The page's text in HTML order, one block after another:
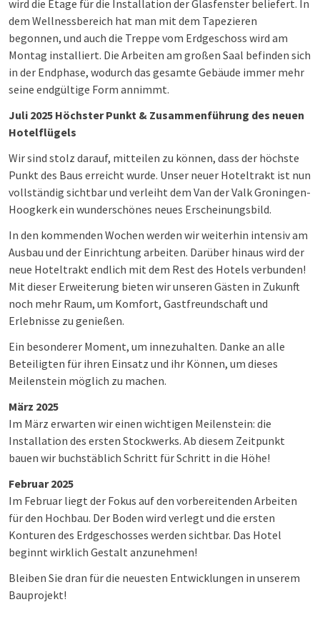
wird die Etage für die Installation der Glasfenster beliefert. In
dem Wellnessbereich hat man mit dem Tapezieren
begonnen, und auch die Treppe vom Erdgeschoss wird am
Montag installiert. Die Arbeiten am großen Saal befinden sich
in der Endphase, wodurch das gesamte Gebäude immer mehr
seine endgültige Form annimmt.
Juli 2025 Höchster Punkt & Zusammenführung des neuen
Hotelflügels
Wir sind stolz darauf, mitteilen zu können, dass der höchste
Punkt des Baus erreicht wurde. Unser neuer Hoteltrakt ist nun
vollständig sichtbar und verleiht dem Van der Valk Groningen-
Hoogkerk ein wunderschönes neues Erscheinungsbild.
In den kommenden Wochen werden wir weiterhin intensiv am
Ausbau und der Einrichtung arbeiten. Darüber hinaus wird der
neue Hoteltrakt endlich mit dem Rest des Hotels verbunden!
Mit dieser Erweiterung bieten wir unseren Gästen in Zukunft
noch mehr Raum, um Komfort, Gastfreundschaft und
Erlebnisse zu genießen.
Ein besonderer Moment, um innezuhalten. Danke an alle
Beteiligten für ihren Einsatz und ihr Können, um dieses
Meilenstein möglich zu machen.
März 2025
Im März erwarten wir einen wichtigen Meilenstein: die
Installation des ersten Stockwerks. Ab diesem Zeitpunkt
bauen wir buchstäblich Schritt für Schritt in die Höhe!
Februar 2025
Im Februar liegt der Fokus auf den vorbereitenden Arbeiten
für den Hochbau. Der Boden wird verlegt und die ersten
Konturen des Erdgeschosses werden sichtbar. Das Hotel
beginnt wirklich Gestalt anzunehmen!
Bleiben Sie dran für die neuesten Entwicklungen in unserem
Bauprojekt!